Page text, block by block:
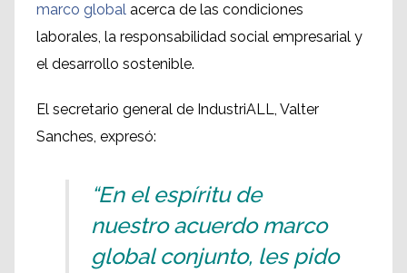
marco global acerca de las condiciones
laborales, la responsabilidad social empresarial y
el desarrollo sostenible.
El secretario general de IndustriALL, Valter
Sanches, expresó:
“En el espíritu de
nuestro acuerdo marco
global conjunto, les pido